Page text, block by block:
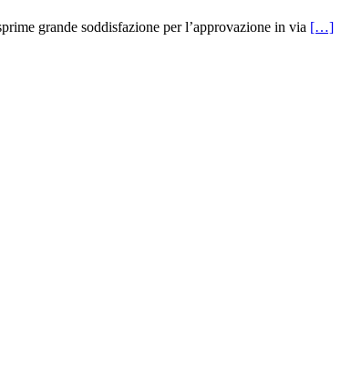
grande soddisfazione per l’approvazione in via […]